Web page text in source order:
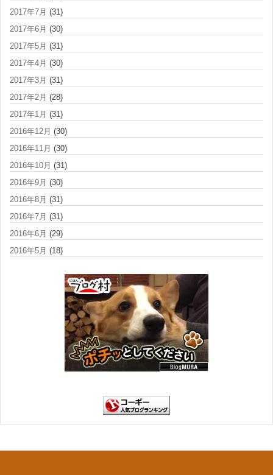
2017年7月 (31)
2017年6月 (30)
2017年5月 (31)
2017年4月 (30)
2017年3月 (31)
2017年2月 (28)
2017年1月 (31)
2016年12月 (30)
2016年11月 (30)
2016年10月 (31)
2016年9月 (30)
2016年8月 (31)
2016年7月 (31)
2016年6月 (29)
2016年5月 (18)